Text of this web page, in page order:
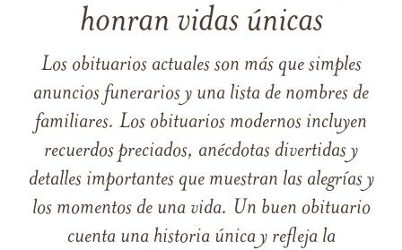
honran vidas únicas
Los obituarios actuales son más que simples
anuncios funerarios y una lista de nombres de
familiares. Los obituarios modernos incluyen
recuerdos preciados, anécdotas divertidas y
detalles importantes que muestran las alegrías y
los momentos de una vida. Un buen obituario
cuenta una historia única y refleja la